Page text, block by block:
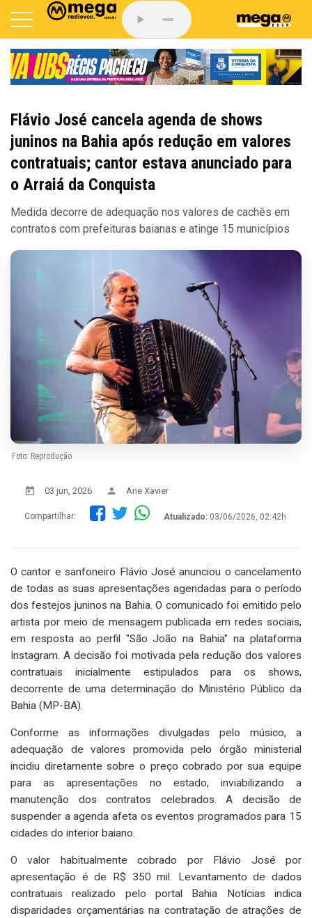
Flávio José cancela agenda de shows
juninos na Bahia após redução em valores
contratuais; cantor estava anunciado para
o Arraiá da Conquista
Medida decorre de adequação nos valores de cachês em
contratos com prefeituras baianas e atinge 15 municípios
Foto: Reprodução
03 jun, 2026 Ane Xavier
Compartilhar: Atualizado: 03/06/2026, 02:42h
O cantor e sanfoneiro Flávio José anunciou o cancelamento
de todas as suas apresentações agendadas para o período
dos festejos juninos na Bahia. O comunicado foi emitido pelo
artista por meio de mensagem publicada em redes sociais,
em resposta ao perfil "São João na Bahia" na plataforma
Instagram. A decisão foi motivada pela redução dos valores
contratuais inicialmente estipulados para os shows,
decorrente de uma determinação do Ministério Público da
Bahia (MP-BA).
Conforme as informações divulgadas pelo músico, a
adequação de valores promovida pelo órgão ministerial
incidiu diretamente sobre o preço cobrado por sua equipe
para as apresentações no estado, inviabilizando a
manutenção dos contratos celebrados. A decisão de
suspender a agenda afeta os eventos programados para 15
cidades do interior baiano.
O valor habitualmente cobrado por Flávio José por
apresentação é de R$ 350 mil. Levantamento de dados
contratuais realizado pelo portal Bahia Notícias indica
disparidades orçamentárias na contratação de atrações de